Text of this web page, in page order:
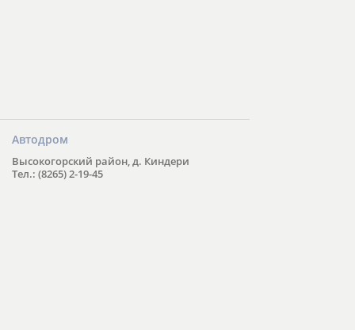
Автодром
Высокогорский район, д. Киндери
Тел.: (8265) 2-19-45